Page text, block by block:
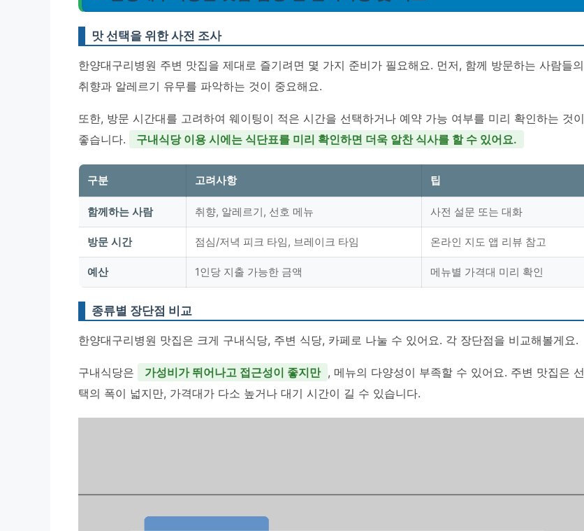
맛 선택을 위한 사전 조사
한양대구리병원 주변 맛집을 제대로 즐기려면 몇 가지 준비가 필요해요. 먼저, 함께 방문하는 사람들의
취향과 알레르기 유무를 파악하는 것이 중요해요.
또한, 방문 시간대를 고려하여 웨이팅이 적은 시간을 선택하거나 예약 가능 여부를 미리 확인하는 것이
좋습니다.
구내식당 이용 시에는 식단표를 미리 확인하면 더욱 알찬 식사를 할 수 있어요.
구분 고려사항 팁
함께하는 사람 취향, 알레르기, 선호 메뉴 사전 설문 또는 대화
방문 시간 점심/저녁 피크 타임, 브레이크 타임 온라인 지도 앱 리뷰 참고
예산 1인당 지출 가능한 금액 메뉴별 가격대 미리 확인
종류별 장단점 비교
한양대구리병원 맛집은 크게 구내식당, 주변 식당, 카페로 나눌 수 있어요. 각 장단점을 비교해볼게요.
구내식당은 가성비가 뛰어나고 접근성이 좋지만 , 메뉴의 다양성이 부족할 수 있어요. 주변 맛집은 선
택의 폭이 넓지만, 가격대가 다소 높거나 대기 시간이 길 수 있습니다.